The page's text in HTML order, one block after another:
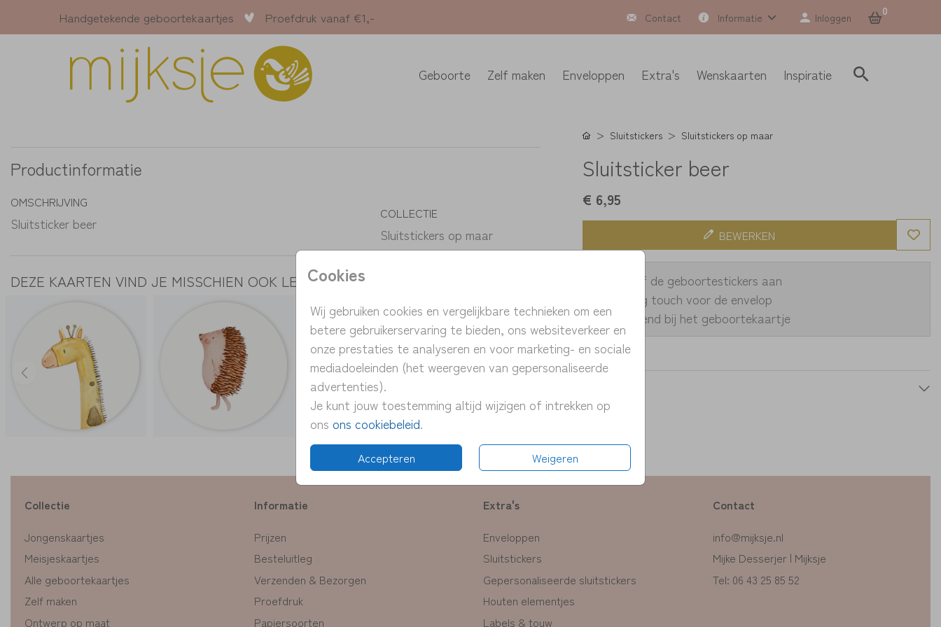
Handgetekende geboortekaartjes Proefdruk vanaf €1,- Contact Informatie Inloggen 0
Geboorte Zelf maken Enveloppen Extra's Wenskaarten Inspiratie
Cookies
Wij gebruiken cookies en vergelijkbare technieken om een
betere gebruikerservaring te bieden, ons websiteverkeer en
onze prestaties te analyseren en voor marketing- en sociale
mediadoeleinden (het weergeven van gepersonaliseerde
advertenties).
Je kunt jouw toestemming altijd wijzigen of intrekken op
ons ons cookiebeleid.
Accepteren Weigeren
Productinformatie
OMSCHRIJVING
Sluitsticker beer
COLLECTIE
Sluitstickers op maar
DEZE KAARTEN VIND JE MISSCHIEN OOK LEUK
Sluitstickers Sluitstickers op maar
Sluitsticker beer
€ 6,95
BEWERKEN
> Pas zelf de geboortestickers aan
> Finishing touch voor de envelop
> Bijpassend bij het geboortekaartje
Collectie
Jongenskaartjes
Meisjeskaartjes
Alle geboortekaartjes
Zelf maken
Ontwerp op maat
Informatie
Prijzen
Besteluitleg
Verzenden & Bezorgen
Proefdruk
Papiersoorten
Extra's
Enveloppen
Sluitstickers
Gepersonaliseerde sluitstickers
Houten elementjes
Labels & touw
Contact
info@mijksje.nl
Mijke Desserjer | Mijksje
Tel: 06 43 25 85 52